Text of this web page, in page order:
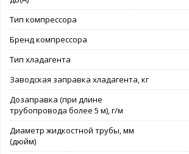
Тип компрессора
Бренд компрессора
Тип хладагента
Заводская заправка хладагента, кг
Дозаправка (при длине
трубопровода более 5 м), г/м
Диаметр жидкостной трубы, мм
(дюйм)